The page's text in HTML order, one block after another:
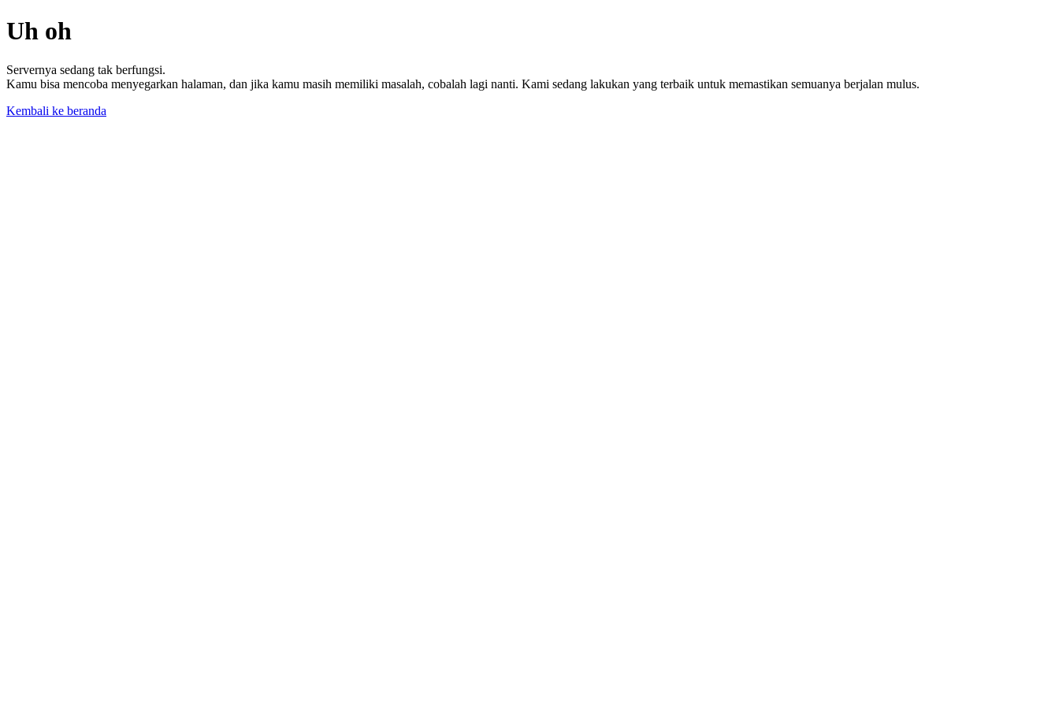
Uh oh
Servernya sedang tak berfungsi.
Kamu bisa mencoba menyegarkan halaman, dan jika kamu masih memiliki masalah, cobalah lagi nanti. Kami sedang lakukan yang terbaik untuk memastikan semuanya berjalan mulus.
Kembali ke beranda